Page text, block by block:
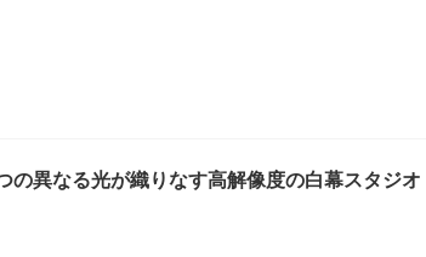
の異なる光が織りなす高解像度の白幕スタジオ